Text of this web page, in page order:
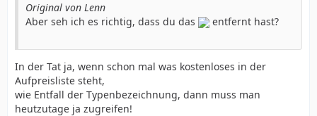
Original von Lenn
Aber seh ich es richtig, dass du das
entfernt hast?
In der Tat ja, wenn schon mal was kostenloses in der
Aufpreisliste steht,
wie Entfall der Typenbezeichnung, dann muss man
heutzutage ja zugreifen!